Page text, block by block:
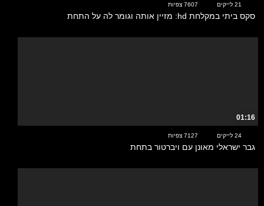
21 לייקים 7607 צפיות
סקס ביתי במקלחת hd: מזיין אותה וגומר לה על התחת
01:16
24 לייקים 7127 צפיות
גבר ישראלי מאונן עם ויברטור בתחת